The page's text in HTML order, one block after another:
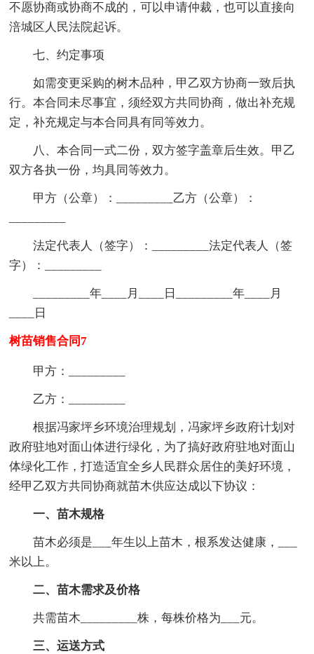
不愿协商或协商不成的，可以申请仲裁，也可以直接向
涪城区人民法院起诉。
七、约定事项
如需变更采购的树木品种，甲乙双方协商一致后执
行。本合同未尽事宜，须经双方共同协商，做出补充规
定，补充规定与本合同具有同等效力。
八、本合同一式二份，双方签字盖章后生效。甲乙
双方各执一份，均具同等效力。
甲方（公章）：_________乙方（公章）：
法定代表人（签字）：_________法定代表人（签
字）：_________
_________年____月____日_________年____月
____日
树苗销售合同7
甲方：_________
乙方：_________
根据冯家坪乡环境治理规划，冯家坪乡政府计划对
政府驻地对面山体进行绿化，为了搞好政府驻地对面山
体绿化工作，打造适宜全乡人民群众居住的美好环境，
经甲乙双方共同协商就苗木供应达成以下协议：
一、苗木规格
苗木必须是___年生以上苗木，根系发达健康，___
米以上。
二、苗木需求及价格
共需苗木_________株，每株价格为___元。
三、运送方式